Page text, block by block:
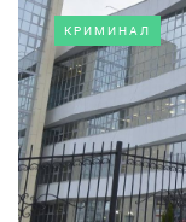
КРИМИНАЛ